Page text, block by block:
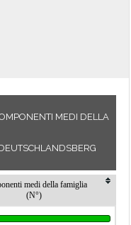
MEDI DELLA
medi della famiglia
(N°)